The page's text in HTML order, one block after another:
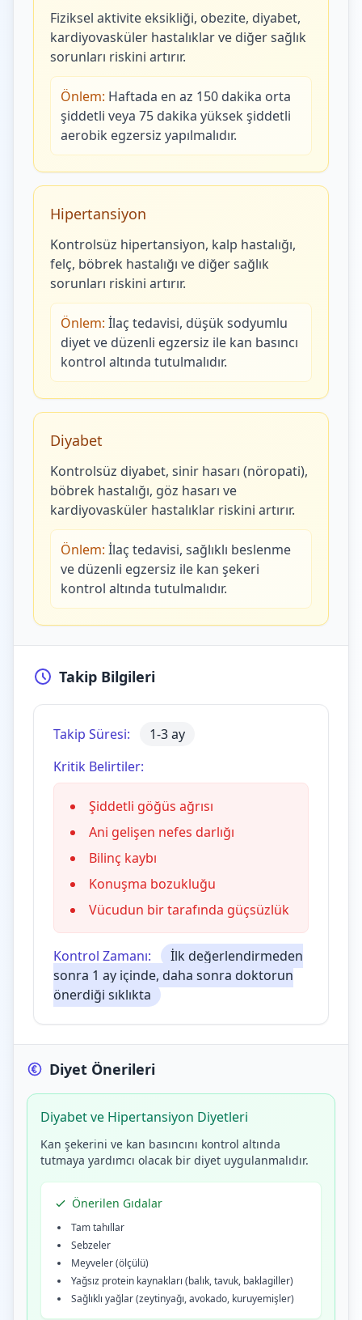
Fiziksel aktivite eksikliği, obezite, diyabet,
kardiyovasküler hastalıklar ve diğer sağlık
sorunları riskini artırır.
Önlem: Haftada en az 150 dakika orta
şiddetli veya 75 dakika yüksek şiddetli
aerobik egzersiz yapılmalıdır.
Hipertansiyon
Kontrolsüz hipertansiyon, kalp hastalığı,
felç, böbrek hastalığı ve diğer sağlık
sorunları riskini artırır.
Önlem: İlaç tedavisi, düşük sodyumlu
diyet ve düzenli egzersiz ile kan basıncı
kontrol altında tutulmalıdır.
Diyabet
Kontrolsüz diyabet, sinir hasarı (nöropati),
böbrek hastalığı, göz hasarı ve
kardiyovasküler hastalıklar riskini artırır.
Önlem: İlaç tedavisi, sağlıklı beslenme
ve düzenli egzersiz ile kan şekeri
kontrol altında tutulmalıdır.
Takip Bilgileri
Takip Süresi:
1-3 ay
Kritik Belirtiler:
Şiddetli göğüs ağrısı
Ani gelişen nefes darlığı
Bilinç kaybı
Konuşma bozukluğu
Vücudun bir tarafında güçsüzlük
Kontrol Zamanı:
İlk değerlendirmeden
sonra 1 ay içinde, daha sonra doktorun
önerdiği sıklıkta
Diyet Önerileri
Diyabet ve Hipertansiyon Diyetleri
Kan şekerini ve kan basıncını kontrol altında
tutmaya yardımcı olacak bir diyet uygulanmalıdır.
Önerilen Gıdalar
Tam tahıllar
Sebzeler
Meyveler (ölçülü)
Yağsız protein kaynakları (balık, tavuk, baklagiller)
Sağlıklı yağlar (zeytinyağı, avokado, kuruyemişler)